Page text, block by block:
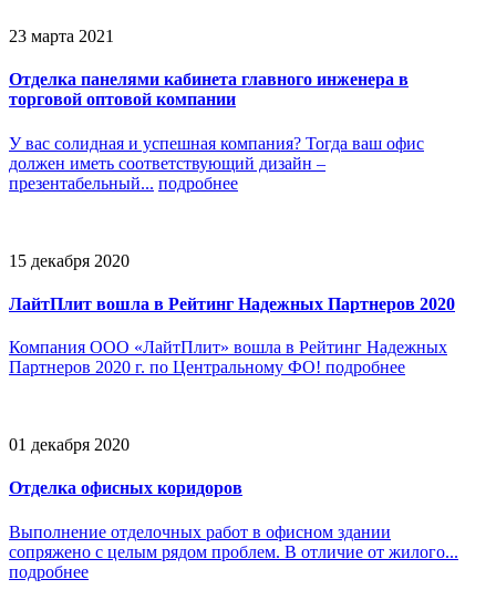
23 марта 2021
Отделка панелями кабинета главного инженера в
торговой оптовой компании
У вас солидная и успешная компания? Тогда ваш офис
должен иметь соответствующий дизайн –
презентабельный... подробнее
15 декабря 2020
ЛайтПлит вошла в Рейтинг Надежных Партнеров 2020
Компания ООО «ЛайтПлит» вошла в Рейтинг Надежных
Партнеров 2020 г. по Центральному ФО! подробнее
01 декабря 2020
Отделка офисных коридоров
Выполнение отделочных работ в офисном здании
сопряжено с целым рядом проблем. В отличие от жилого...
подробнее